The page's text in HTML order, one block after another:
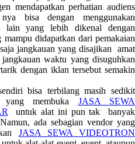
mendapatkan perhatian audiens
bisa dengan menggunakan
yang lebih dikenal dengan
didapatkan dari pemakaian
jangkauan yang disajikan amat
waktu yang disuguhkan
dengan iklan tersebut semakin
bisa terbilang masih sedikit
membuka JASA SEWA
untuk alat ini pun tak banyak
ada sebagian vendor yang
JASA SEWA VIDEOTRON